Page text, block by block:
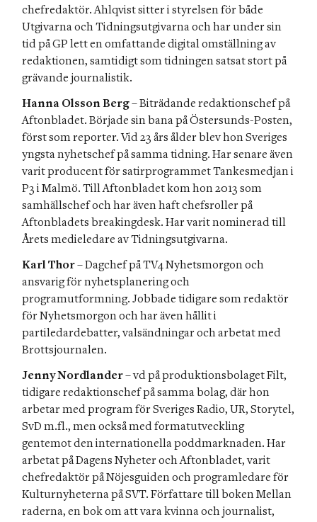
chefredaktör. Ahlqvist sitter i styrelsen för både
Utgivarna och Tidningsutgivarna och har under sin
tid på GP lett en omfattande digital omställning av
redaktionen, samtidigt som tidningen satsat stort på
grävande journalistik.
Hanna Olsson Berg – Biträdande redaktionschef på
Aftonbladet. Började sin bana på Östersunds-Posten,
först som reporter. Vid 23 års ålder blev hon Sveriges
yngsta nyhetschef på samma tidning. Har senare även
varit producent för satirprogrammet Tankesmedjan i
P3 i Malmö. Till Aftonbladet kom hon 2013 som
samhällschef och har även haft chefsroller på
Aftonbladets breakingdesk. Har varit nominerad till
Årets medieledare av Tidningsutgivarna.
Karl Thor – Dagchef på TV4 Nyhetsmorgon och
ansvarig för nyhetsplanering och
programutformning. Jobbade tidigare som redaktör
för Nyhetsmorgon och har även hållit i
partiledardebatter, valsändningar och arbetat med
Brottsjournalen.
Jenny Nordlander – vd på produktionsbolaget Filt,
tidigare redaktionschef på samma bolag, där hon
arbetar med program för Sveriges Radio, UR, Storytel,
SvD m.fl., men också med formatutveckling
gentemot den internationella poddmarknaden. Har
arbetat på Dagens Nyheter och Aftonbladet, varit
chefredaktör på Nöjesguiden och programledare för
Kulturnyheterna på SVT. Författare till boken Mellan
raderna, en bok om att vara kvinna och journalist,